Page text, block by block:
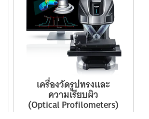
เครื่องวัดรูปทรงและ
ความเรียบผิว
(OpticalProfilometers)